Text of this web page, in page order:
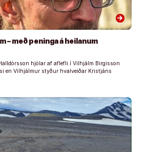
arrow_forward
– með peninga á heilanum
hjólar af aflefli í Vilhjálm Birgisson
en Vilhjálmur styður hvalveiðar Kristjáns